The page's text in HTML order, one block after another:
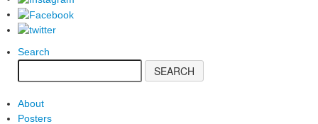
Search
About
Posters